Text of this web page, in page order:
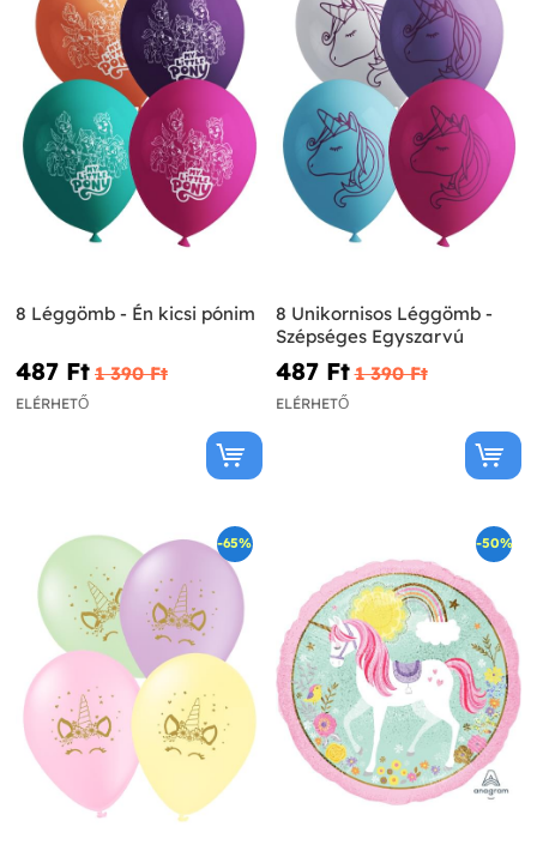
8 Léggömb - Én kicsi pónim
487 Ft‎ 1 390 Ft‎
ELÉRHETŐ
8 Unikornisos Léggömb -
Szépséges Egyszarvú
487 Ft‎ 1 390 Ft‎
ELÉRHETŐ
-65% -50%